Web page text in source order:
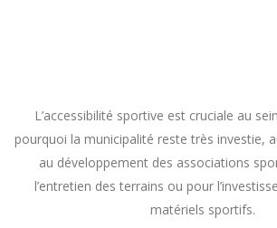
L’accessibilité sportive est cruciale au
pourquoi la municipalité reste très investie,
au développement des associations
l’entretien des terrains ou pour
matériels sportifs.